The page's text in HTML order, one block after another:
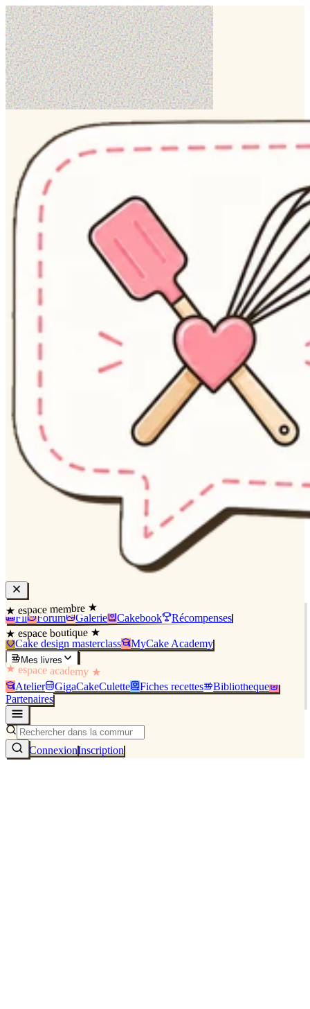
★ espace membre ★
Fil Forum Galerie Cakebook Récompenses
★ espace boutique ★
Cake design masterclass MyCake Academy
Mes livres
★ espace academy ★
Atelier GigaCakeCulette Fiches recettes
Bibliothèque
Partenaires
ConnexionInscription